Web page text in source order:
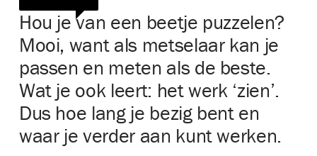
Hou je van een beetje puzzelen?
Mooi, want als metselaar kan je
passen en meten als de beste.
Wat je ook leert: het werk ‘zien’.
Dus hoe lang je bezig bent en
waar je verder aan kunt werken.